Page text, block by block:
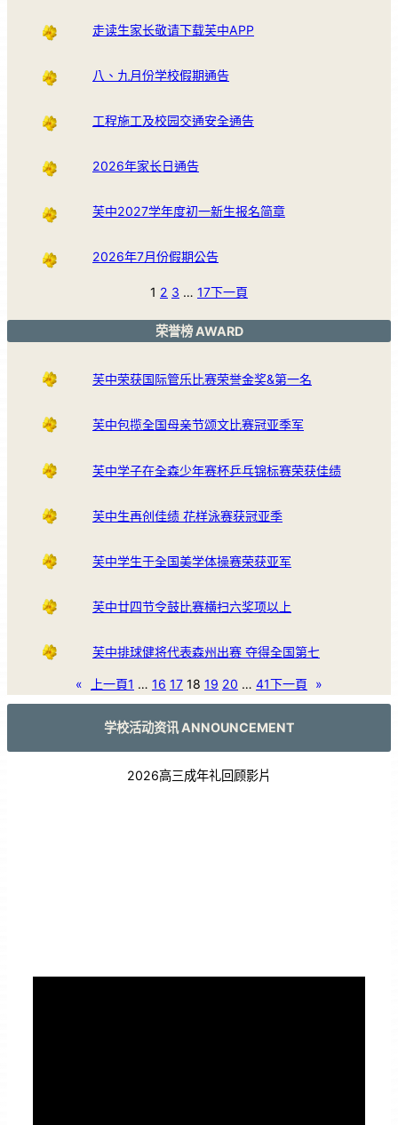
走读生家长敬请下载芙中APP
八、九月份学校假期通告
工程施工及校园交通安全通告
2026年家长日通告
芙中2027学年度初一新生报名简章
2026年7月份假期公告
1 2 3 … 17下一頁
荣誉榜 AWARD
芙中荣获国际管乐比赛荣誉金奖&第一名
芙中包揽全国母亲节颂文比赛冠亚季军
芙中学子在全森少年赛杯乒乓锦标赛荣获佳绩
芙中生再创佳绩 花样泳赛获冠亚季
芙中学生于全国美学体操赛荣获亚军
芙中廿四节令鼓比赛横扫六奖项以上
芙中排球健将代表森州出赛 夺得全国第七
« 上一頁1 … 16 17 18 19 20 … 41下一頁 »
学校活动资讯 ANNOUNCEMENT
2026高三成年礼回顾影片